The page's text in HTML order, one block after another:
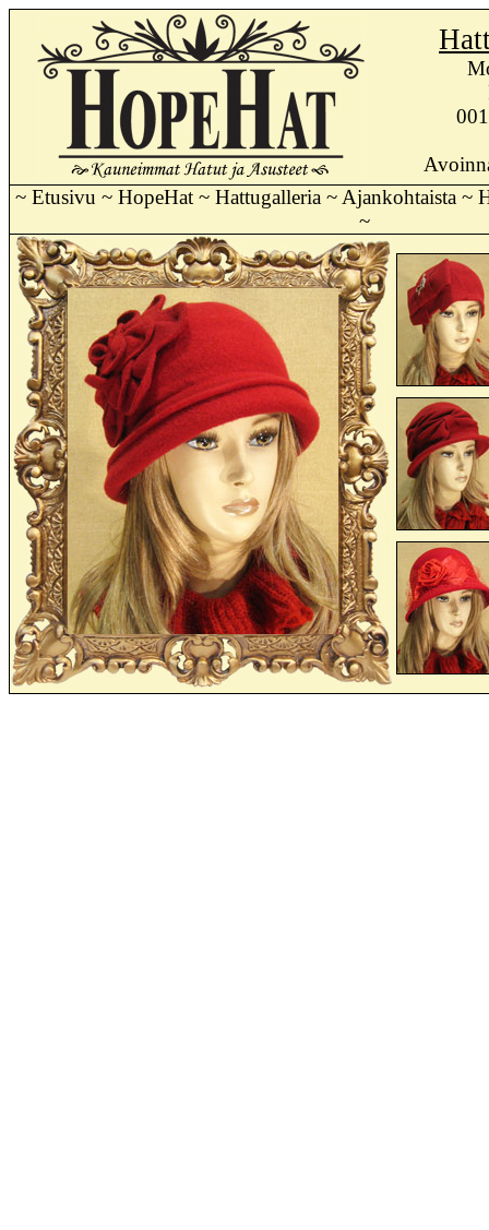
~ Etusivu ~ HopeHat~ Hattugalleria~ Ajankohtaista~
~